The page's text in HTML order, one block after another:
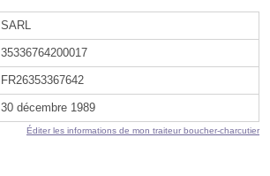
SARL
35336764200017
FR26353367642
30 décembre 1989
Éditer les informations de mon traiteur boucher-charcutier